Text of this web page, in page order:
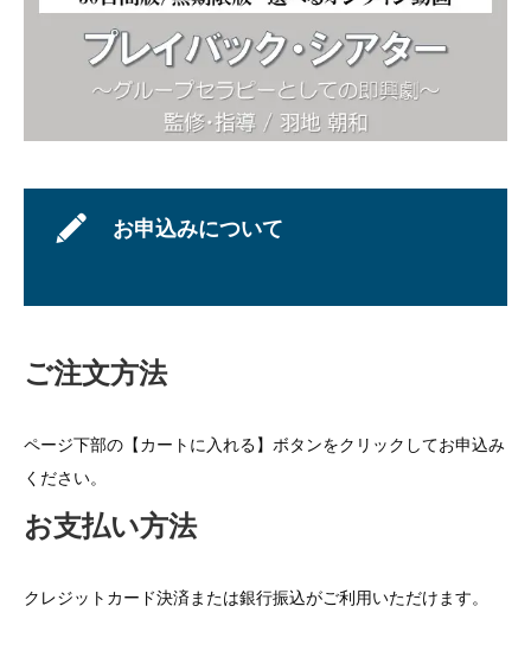
お申込みについて
ご注文方法
ページ下部の【カートに入れる】ボタンをクリックしてお申込み
ください。
お支払い方法
クレジットカード決済または銀行振込がご利用いただけます。